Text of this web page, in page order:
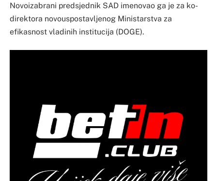
Novoizabrani predsjednik SAD imenovao ga je za ko-
direktora novouspostavljenog Ministarstva za
efikasnost vladinih institucija (DOGE).